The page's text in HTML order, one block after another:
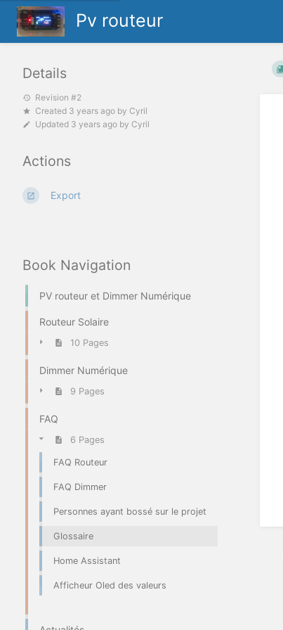
Pv routeur
Book Navigation
PV routeur et Dimmer Numérique
Routeur Solaire
10 Pages
Dimmer Numérique
9 Pages
FAQ
6 Pages
FAQ Routeur
FAQ Dimmer
Personnes ayant bossé sur le projet
Glossaire
Home Assistant
Afficheur Oled des valeurs
Details
Revision #2
Created 3 years ago by Cyril
Updated 3 years ago by Cyril
Actions
Export